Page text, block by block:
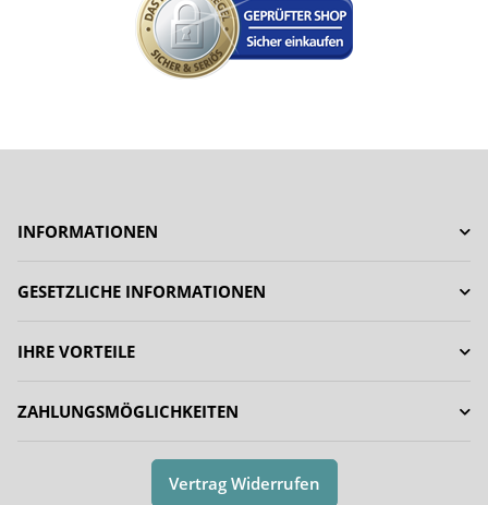
INFORMATIONEN
GESETZLICHE INFORMATIONEN
IHRE VORTEILE
ZAHLUNGSMÖGLICHKEITEN
Vertrag Widerrufen